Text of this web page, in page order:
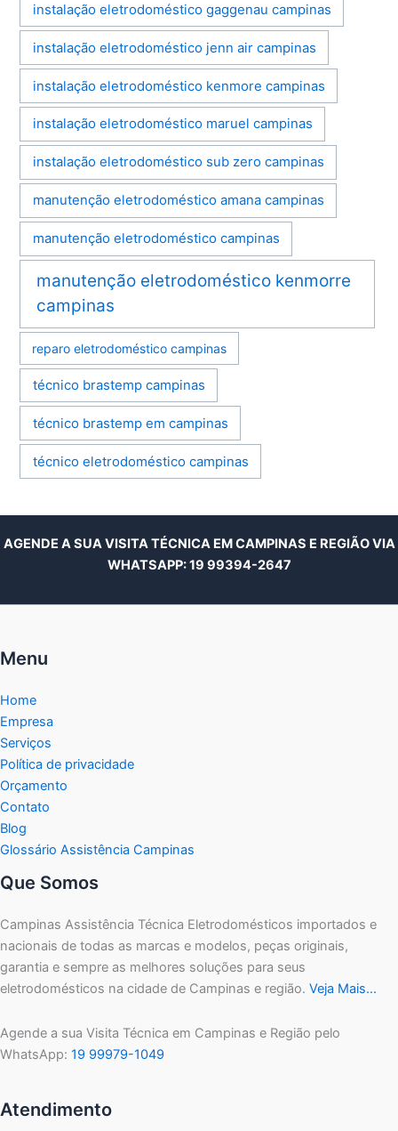
instalação eletrodoméstico gaggenau campinas
instalação eletrodoméstico jenn air campinas
instalação eletrodoméstico kenmore campinas
instalação eletrodoméstico maruel campinas
instalação eletrodoméstico sub zero campinas
manutenção eletrodoméstico amana campinas
manutenção eletrodoméstico campinas
manutenção eletrodoméstico kenmorre
campinas
reparo eletrodoméstico campinas
técnico brastemp campinas
técnico brastemp em campinas
técnico eletrodoméstico campinas
AGENDE A SUA VISITA TÉCNICA EM CAMPINAS E REGIÃO VIA
WHATSAPP:19 99394-2647
Menu
Home
Empresa
Serviços
Política de privacidade
Orçamento
Contato
Blog
Glossário Assistência Campinas
Que Somos
Campinas Assistência Técnica Eletrodomésticos importados e
nacionais de todas as marcas e modelos, peças originais,
garantia e sempre as melhores soluções para seus
eletrodomésticos na cidade de Campinas e região. Veja Mais…
Agende a sua Visita Técnica em Campinas e Região pelo
WhatsApp: 19 99979-1049
Atendimento